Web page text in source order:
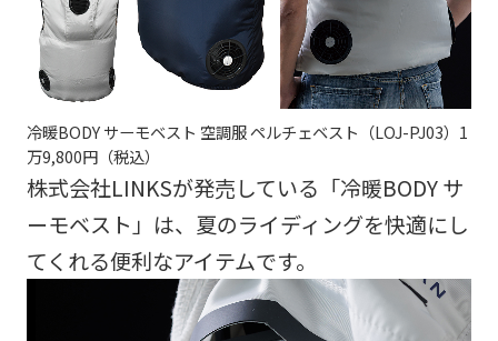
冷暖BODY サーモベスト 空調服 ペルチェベスト（LOJ-PJ03）1
万9,800円（税込）
株式会社LINKSが発売している「冷暖BODY サ
ーモベスト」は、夏のライディングを快適にし
てくれる便利なアイテムです。